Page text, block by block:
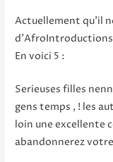
Actuellement qu’il
En voici 5 :
Serieuses filles
gens temps , ! les
loin une excellente
abandonnerez